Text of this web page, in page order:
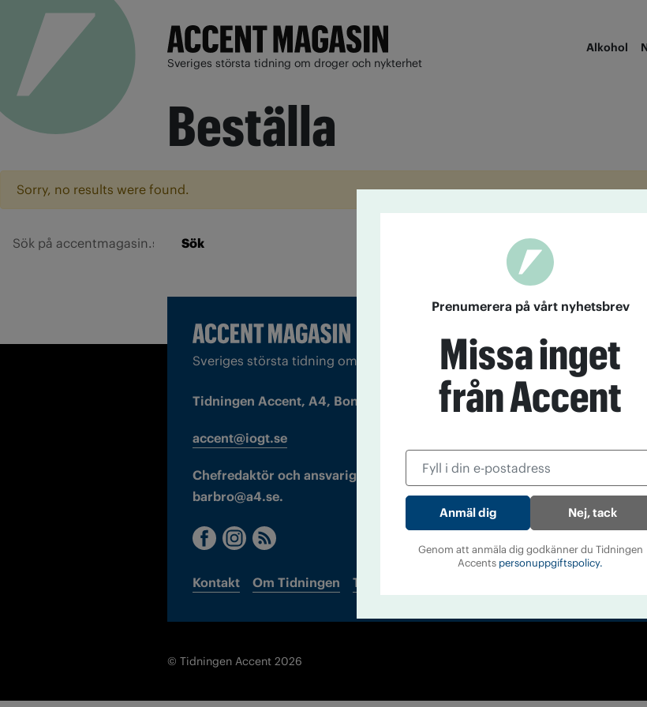
Sveriges största tidning om droger och nykterhet
Alkohol
Beställa
Sorry, no results were found.
Sök
Sveriges största tidning om droger och nykterhet
Tidningen Accent, A4, Bondegatan 21, 116 33 Stockholm
accent@iogt.se
Chefredaktör och ansvarig utgivare: Barbro Janson Lundkvist,
barbro@a4.se.
Kontakt Om Tidningen Tidningsarkiv
© Tidningen Accent 2026
Prenumerera på vårt nyhetsbrev
Missa inget
från Accent
Nej, tack
Genom att anmäla dig godkänner du Tidningen
Accents personuppgiftspolicy.